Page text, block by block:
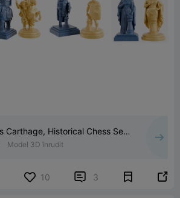
Carthage, Historical Chess Set,
STL
Model 3D înrudit
10  3 